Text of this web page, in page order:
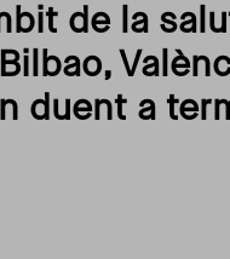
de la
duent a